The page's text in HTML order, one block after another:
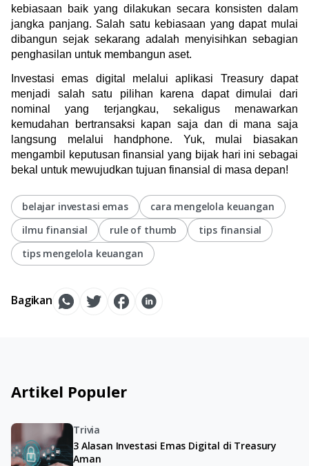
kebiasaan baik yang dilakukan secara konsisten dalam
jangka panjang. Salah satu kebiasaan yang dapat mulai
dibangun sejak sekarang adalah menyisihkan sebagian
penghasilan untuk membangun aset.
Investasi emas digital melalui aplikasi Treasury dapat
menjadi salah satu pilihan karena dapat dimulai dari
nominal yang terjangkau, sekaligus menawarkan
kemudahan bertransaksi kapan saja dan di mana saja
langsung melalui handphone. Yuk, mulai biasakan
mengambil keputusan finansial yang bijak hari ini sebagai
bekal untuk mewujudkan tujuan finansial di masa depan!
belajar investasi emas
cara mengelola keuangan
ilmu finansial
rule of thumb
tips finansial
tips mengelola keuangan
Bagikan
Artikel Populer
Trivia
3 Alasan Investasi Emas Digital di Treasury
Aman